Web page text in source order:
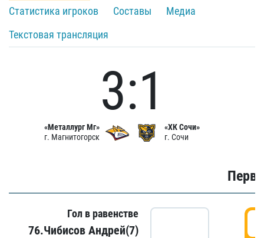
Статистика игроков
Составы
Медиа
Текстовая трансляция
«Металлург Мг»
г. Магнитогорск
3:1
«ХК Сочи»
г. Сочи
Гол в равенстве
76.Чибисов Андрей(7)